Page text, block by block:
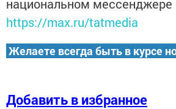
национальном
https://max.ru/tatmedia
Желаете всегда быть в курсе
Добавить в избранное